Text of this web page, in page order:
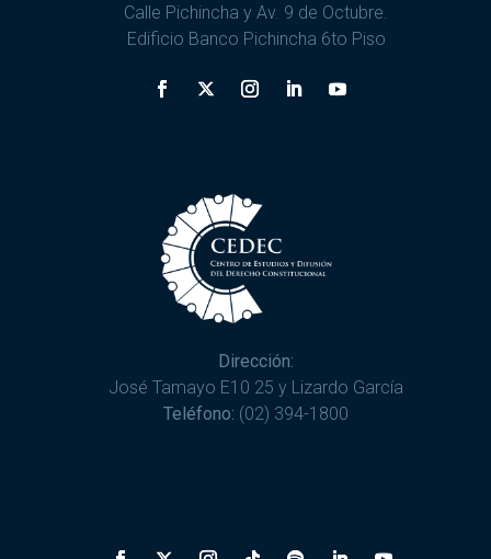
Calle Pichincha y Av. 9 de Octubre.
Edificio Banco Pichincha 6to Piso
Dirección:
José Tamayo E10 25 y Lizardo García
Teléfono: (02) 394-1800